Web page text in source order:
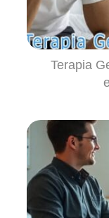
Terapia